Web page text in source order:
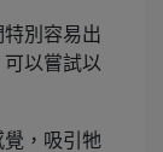
別容易出
以嘗試以
，吸引牠